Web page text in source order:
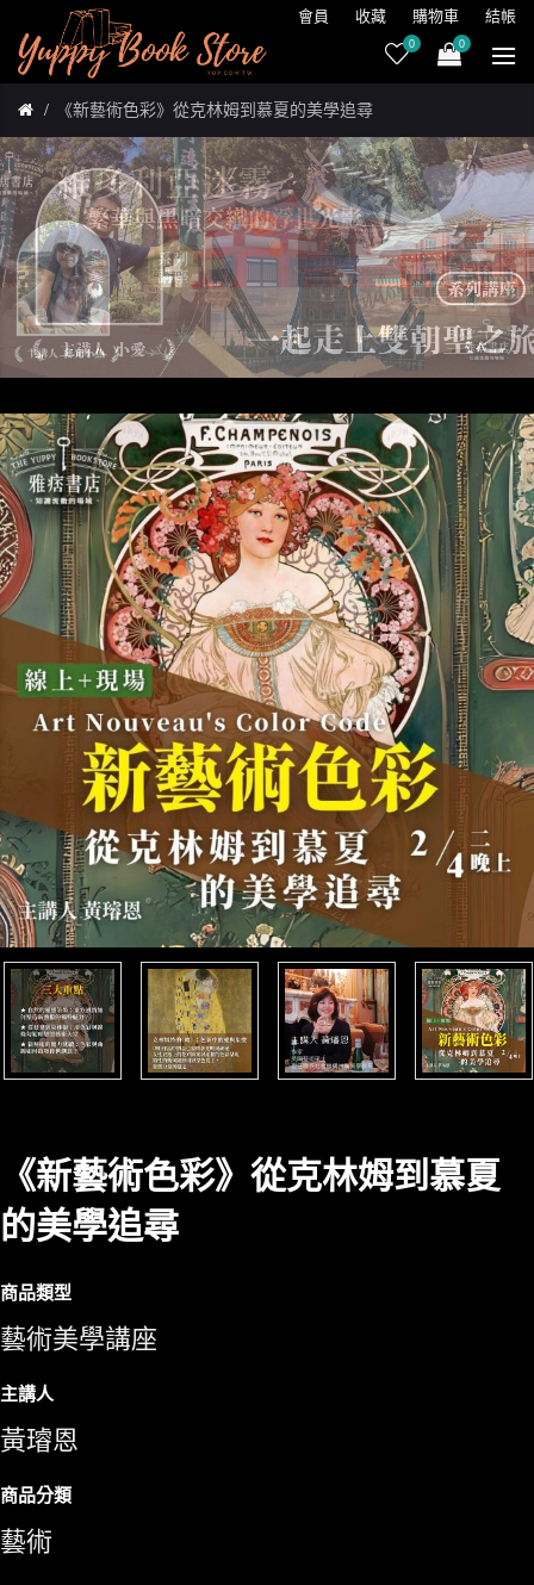
會員 收藏 購物車 結帳
0 0
《新藝術色彩》從克林姆到慕夏的美學追尋
《新藝術色彩》從克林姆到慕夏
的美學追尋
商品類型
藝術美學講座
主講人
黃璿恩
商品分類
藝術